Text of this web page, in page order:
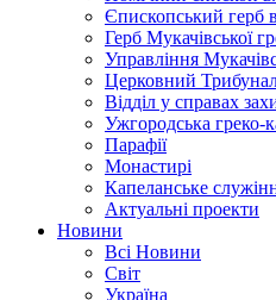
Єпископський герб
Герб Мукачівської
Управління
Церковний
Відділ у справах
Ужгородська греко-
Парафії
Монастирі
Капеланське
Актуальні проекти
Новини
Всі Новини
Світ
Україна